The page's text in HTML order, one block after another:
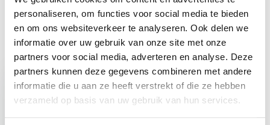
personaliseren, om functies voor social media te bieden
en om ons websiteverkeer te analyseren. Ook delen we
informatie over uw gebruik van onze site met onze
partners voor social media, adverteren en analyse. Deze
partners kunnen deze gegevens combineren met andere
informatie die u aan ze heeft verstrekt of die ze hebben
verzameld op basis van uw gebruik van hun services.
Delen
Recent bekeken